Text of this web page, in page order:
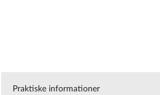
Praktiske informationer